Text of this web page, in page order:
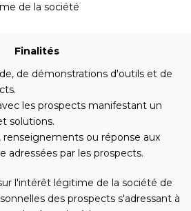
de la société
Finalités
de démonstrations d'outils et de
les prospects manifestant un
solutions.
renseignements ou réponse aux
adressées par les prospects.
l'intérêt légitime de la société de
des prospects s'adressant à